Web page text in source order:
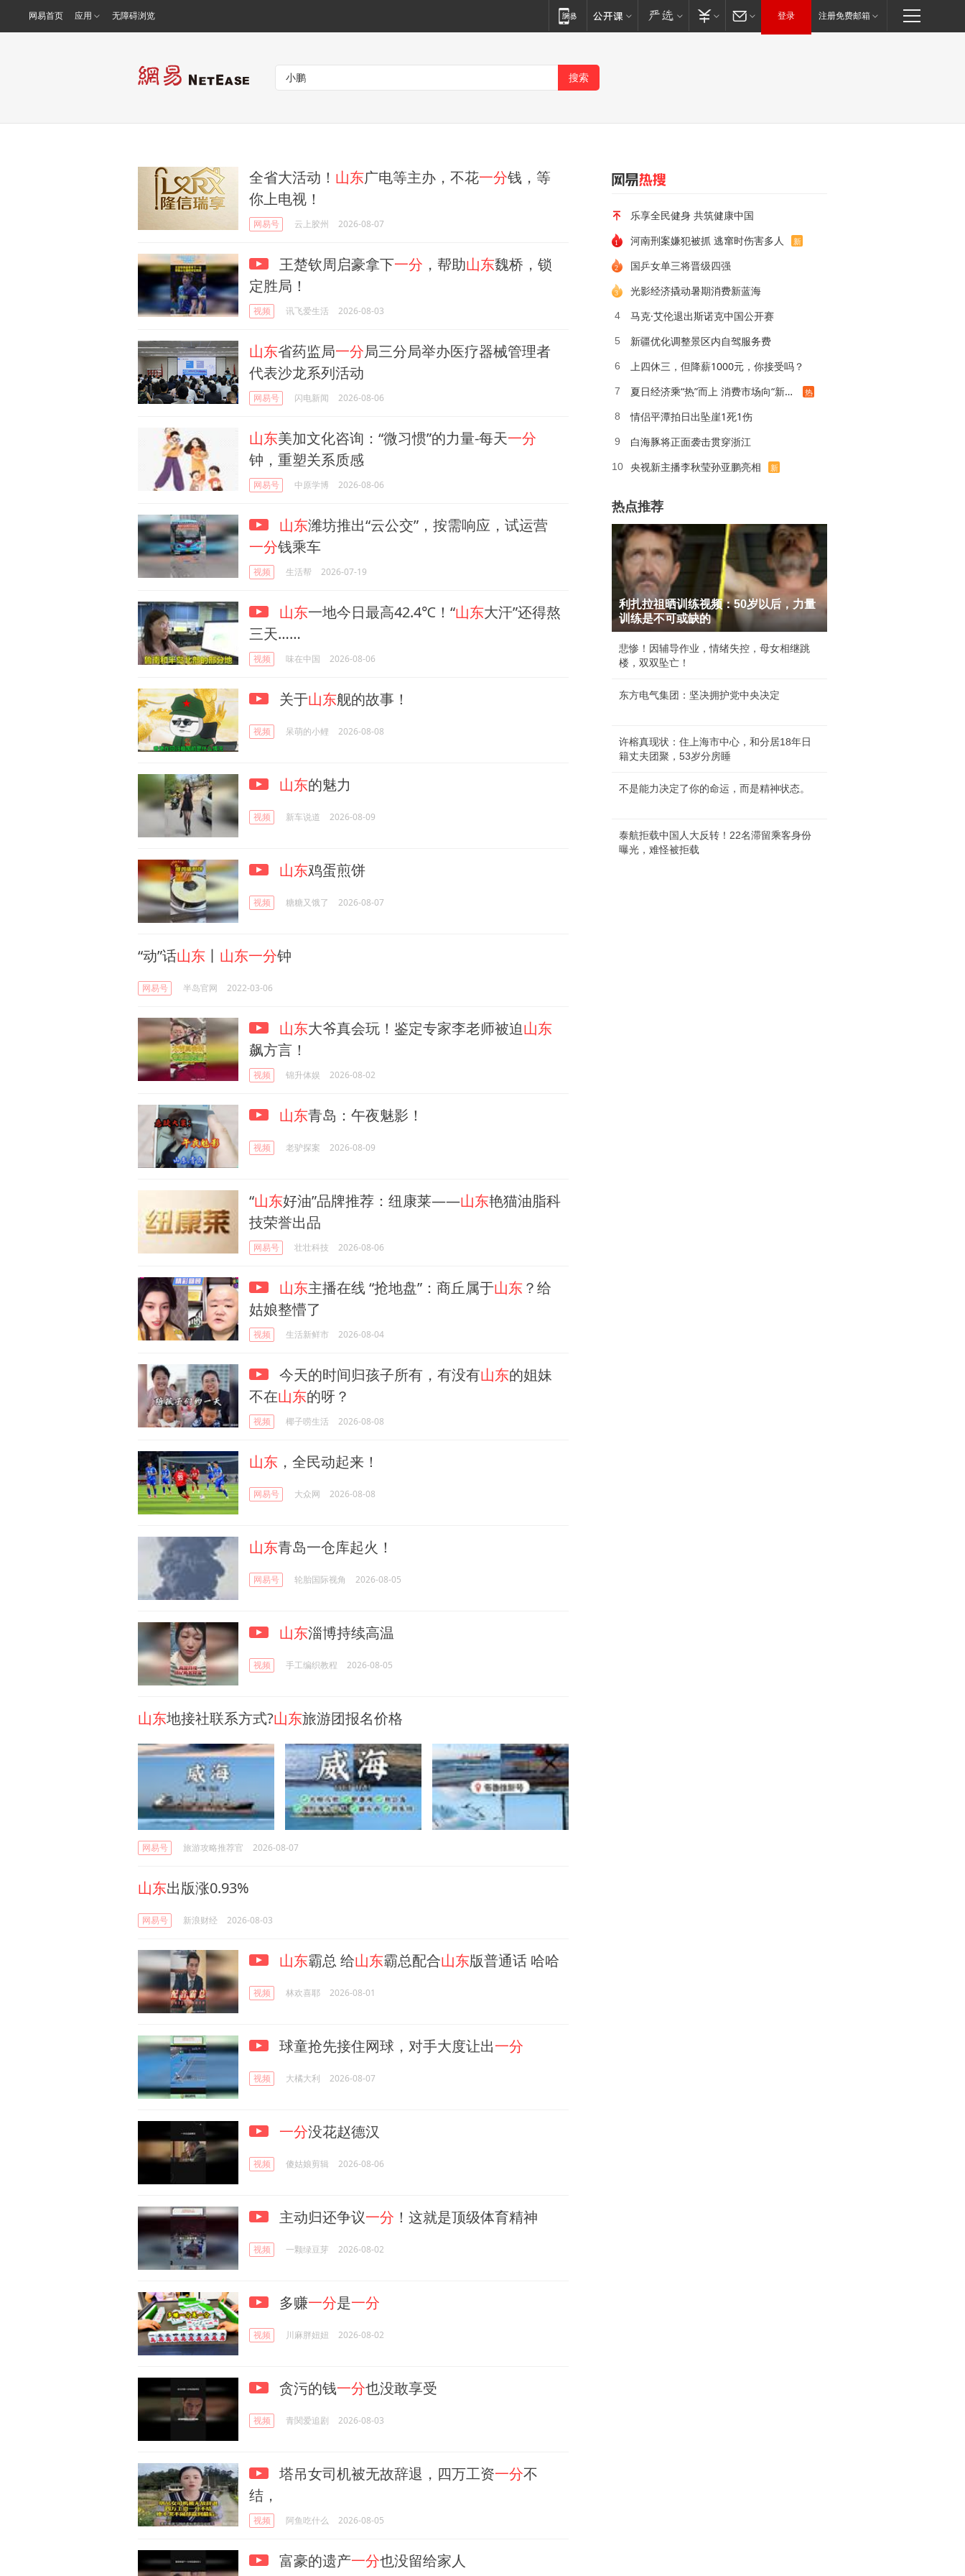
网易首页 应用 无障碍浏览 登录 注册免费邮箱
全省大活动！ 山东广电等主办，不花一分钱，等
你上电视！
网易号 云上胶州 2026-08-07
王楚钦周启豪拿下一分 ，帮助山东魏桥，锁
定胜局！
视频 讯飞爱生活 2026-08-03
山东省药监局一分局三分局举办医疗器械管理者
代表沙龙系列活动
网易号 闪电新闻 2026-08-06
山东美加文化咨询：“微习惯”的力量-每天一分
钟，重塑关系质感
网易号 中原学博 2026-08-06
山东潍坊推出“云公交”，按需响应，试运营
一分钱乘车
视频 生活帮 2026-07-19
山东一地今日最高42.4℃！“山东大汗”还得熬
三天……
视频 味在中国 2026-08-06
关于山东舰的故事！
视频 呆萌的小鲤 2026-08-08
山东的魅力
视频 新车说道 2026-08-09
山东鸡蛋煎饼
视频 糖糖又饿了 2026-08-07
“动”话山东 丨 山东一分钟
网易号 半岛官网 2022-03-06
山东大爷真会玩！鉴定专家李老师被迫山东
飙方言！
视频 锦升体娱 2026-08-02
山东青岛：午夜魅影！
视频 老驴探案 2026-08-09
“山东好油”品牌推荐：纽康莱——山东艳猫油脂科
技荣誉出品
网易号 壮壮科技 2026-08-06
山东主播在线 “抢地盘”：商丘属于山东？给
姑娘整懵了
视频 生活新鲜市 2026-08-04
今天的时间归孩子所有，有没有山东的姐妹
不在山东的呀？
视频 椰子唠生活 2026-08-08
山东 ，全民动起来！
网易号 大众网 2026-08-08
山东青岛一仓库起火！
网易号 轮胎国际视角 2026-08-05
山东淄博持续高温
视频 手工编织教程 2026-08-05
山东地接社联系方式?山东旅游团报名价格
网易号 旅游攻略推荐官 2026-08-07
山东出版涨0.93%
网易号 新浪财经 2026-08-03
山东霸总 给山东霸总配合山东版普通话 哈哈
视频 林欢喜耶 2026-08-01
球童抢先接住网球，对手大度让出一分
视频 大橘大利 2026-08-07
一分没花赵德汉
视频 傻姑娘剪辑 2026-08-06
主动归还争议一分 ！这就是顶级体育精神
视频 一颗绿豆芽 2026-08-02
多赚一分是一分
视频 川麻胖妞妞 2026-08-02
贪污的钱一分也没敢享受
视频 青関爱追剧 2026-08-03
塔吊女司机被无故辞退，四万工资一分不
结，
视频 阿鱼吃什么 2026-08-05
富豪的遗产一分也没留给家人
乐享全民健身 共筑健康中国
河南刑案嫌犯被抓 逃窜时伤害多人 新
2
国乒女单三将晋级四强
3
光影经济撬动暑期消费新蓝海
4 马克·艾伦退出斯诺克中国公开赛
5 新疆优化调整景区内自驾服务费
6 上四休三，但降薪1000元，你接受吗？
7 夏日经济乘“热”而上 消费市场向“新”而行 热
8 情侣平潭拍日出坠崖1死1伤
9 白海豚将正面袭击贯穿浙江
10 央视新主播李秋莹孙亚鹏亮相 新
热点推荐
利扎拉祖晒训练视频：50岁以后，力量
训练是不可或缺的
悲惨！因辅导作业，情绪失控，母女相继跳
楼，双双坠亡！
东方电气集团：坚决拥护党中央决定
许榕真现状：住上海市中心，和分居18年日
籍丈夫团聚，53岁分房睡
不是能力决定了你的命运，而是精神状态。
泰航拒载中国人大反转！22名滞留乘客身份
曝光，难怪被拒载